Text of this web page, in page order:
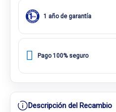
1 año de garantía
Pago 100% seguro
Descripción del Recambio